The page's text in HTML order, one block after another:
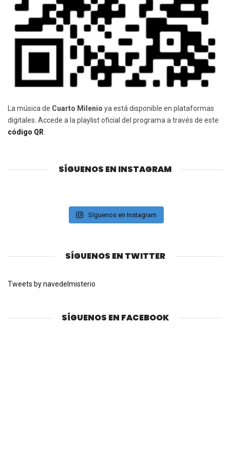
La música de Cuarto Milenio ya está disponible en plataformas
digitales. Accede a la playlist oficial del programa a través de este
código QR
SÍGUENOS EN INSTAGRAM
Síguenos en Instagram
SÍGUENOS EN TWITTER
Tweets by navedelmisterio
SÍGUENOS EN FACEBOOK